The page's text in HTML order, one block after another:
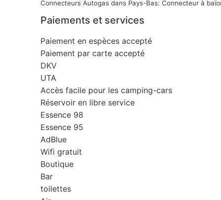
Connecteurs Autogas dans Pays-Bas: Connecteur à
Paiements et services
Paiement en espèces accepté
Paiement par carte accepté
DKV
UTA
Accès facile pour les camping-cars
Réservoir en libre service
Essence 98
Essence 95
AdBlue
Wifi gratuit
Boutique
Bar
toilettes